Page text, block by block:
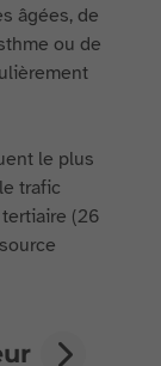
âgées, de
ou de
le plus
trafic
(26